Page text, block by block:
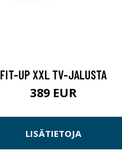
FIT-UP XXL TV-JALUSTA
389 EUR
LISÄTIETOJA